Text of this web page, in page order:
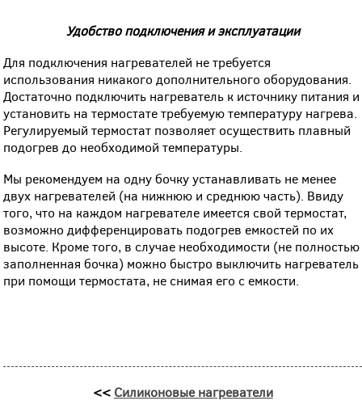
Удобство подключения и эксплуатации
Для подключения нагревателей не требуется
использования никакого дополнительного оборудования.
Достаточно подключить нагреватель к источнику питания и
установить на термостате требуемую температуру нагрева.
Регулируемый термостат позволяет осуществить плавный
подогрев до необходимой температуры.
Мы рекомендуем на одну бочку устанавливать не менее
двух нагревателей (на нижнюю и среднюю часть). Ввиду
того, что на каждом нагревателе имеется свой термостат,
возможно дифференцировать подогрев емкостей по их
высоте. Кроме того, в случае необходимости (не полностью
заполненная бочка) можно быстро выключить нагреватель
при помощи термостата, не снимая его с емкости.
<< Силиконовые нагреватели